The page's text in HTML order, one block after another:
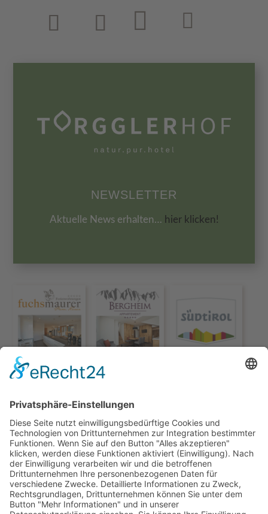
NEWSLETTER
Aktuelle News erhalten… hier klicken!
© HOTEL & APPARTEMENTS TORGGLERHOF***SUPERIOR